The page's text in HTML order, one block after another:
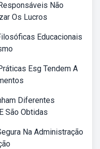
Não
Os Lucros
Educacionais
Esg Tendem A
Diferentes
São Obtidas
Na Administração